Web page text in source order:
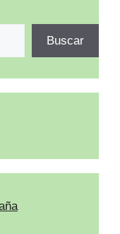
Buscar